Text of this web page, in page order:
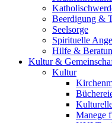
Beerdigung &
Seelsorge
Spirituelle
Hilfe &
Kultur &
Kultur
Manege